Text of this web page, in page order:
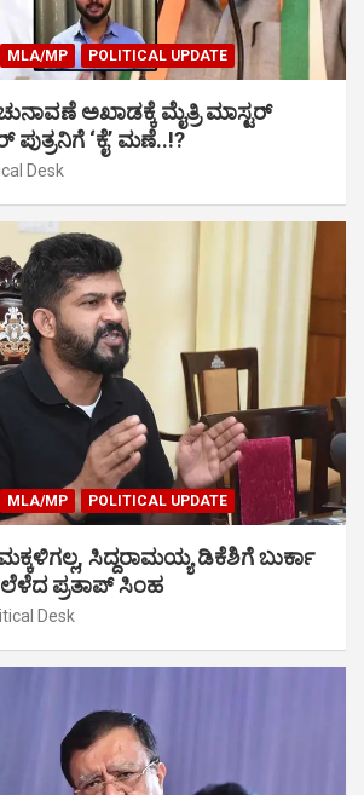
MLA/MP POLITICAL UPDATE
ಅಖಾಡಕ್ಕೆ ಮೈತ್ರಿ ಮಾಸ್ಟರ್
ಪುತ್ರನಿಗೆ ‘ಕೈ’ ಮಣೆ..!?
Desk
MLA/MP POLITICAL UPDATE
ಸಿದ್ದರಾಮಯ್ಯ ಡಿಕೆಶಿಗೆ ಬುರ್ಕಾ
ಪ್ರತಾಪ್ ಸಿಂಹ
Desk